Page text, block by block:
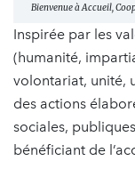
Bienvenue à Accueil,
Inspirée par les
(humanité,
volontariat, unité,
des actions
sociales,
bénéficiant de